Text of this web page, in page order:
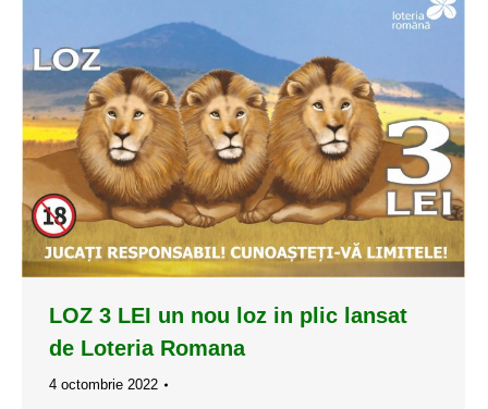
LOZ 3 LEI un nou loz in plic lansat
de Loteria Romana
4 octombrie 2022